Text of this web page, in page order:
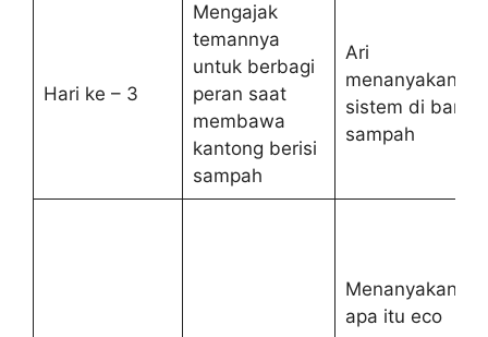
Hari ke – 3
Mengajak
temannya
untuk berbagi
peran saat
membawa
kantong berisi
sampah
Ari
menanyakan
sistem di bank
sampah
Menanyakan
apa itu eco